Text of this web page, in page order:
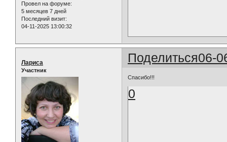
Провел на форуме:
5 месяцев 7 дней
Последний визит:
04-11-2025 13:00:32
Поделиться06-
Лариса
Участник
Спасибо!!!
0